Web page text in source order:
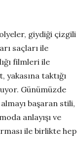
giydiği çizgili
saçları ile
filmleri ile
taktığı
Günümüzde
başaran stili,
anlayışı ve
ile birlikte hep